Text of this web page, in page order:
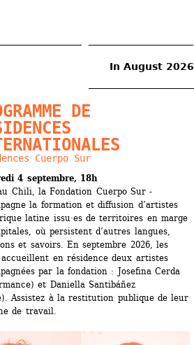
main
August 2026
DE
Cuerpo Sur
4 septembre, 18h
Chili, la Fondation Cuerpo Sur
la formation et diffusion ­d’artistes
latine issu·es de territoires en marge
où ­persistent d’autres langues,
et savoirs. En septembre 2026, les
accueillent en résidence deux artistes
par la fondation : Josefina Cerda
et Daniella Santibáñez
Assistez à la restitution publique de leur
de travail.